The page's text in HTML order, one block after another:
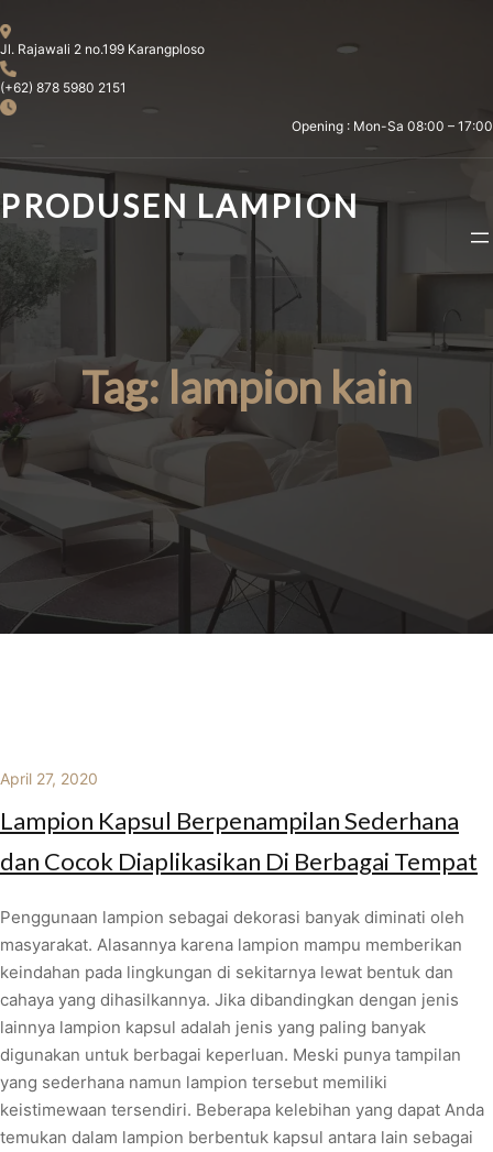
to
content
Jl. Rajawali 2 no.199 Karangploso
(+62) 878 5980 2151
Opening : Mon-Sa 08:00 – 17:00
PRODUSEN LAMPION
Tag: lampion kain
April 27, 2020
Lampion Kapsul Berpenampilan Sederhana
dan Cocok Diaplikasikan Di Berbagai Tempat
Penggunaan lampion sebagai dekorasi banyak diminati oleh
masyarakat. Alasannya karena lampion mampu memberikan
keindahan pada lingkungan di sekitarnya lewat bentuk dan
cahaya yang dihasilkannya. Jika dibandingkan dengan jenis
lainnya lampion kapsul adalah jenis yang paling banyak
digunakan untuk berbagai keperluan. Meski punya tampilan
yang sederhana namun lampion tersebut memiliki
keistimewaan tersendiri. Beberapa kelebihan yang dapat Anda
temukan dalam lampion berbentuk kapsul antara lain sebagai